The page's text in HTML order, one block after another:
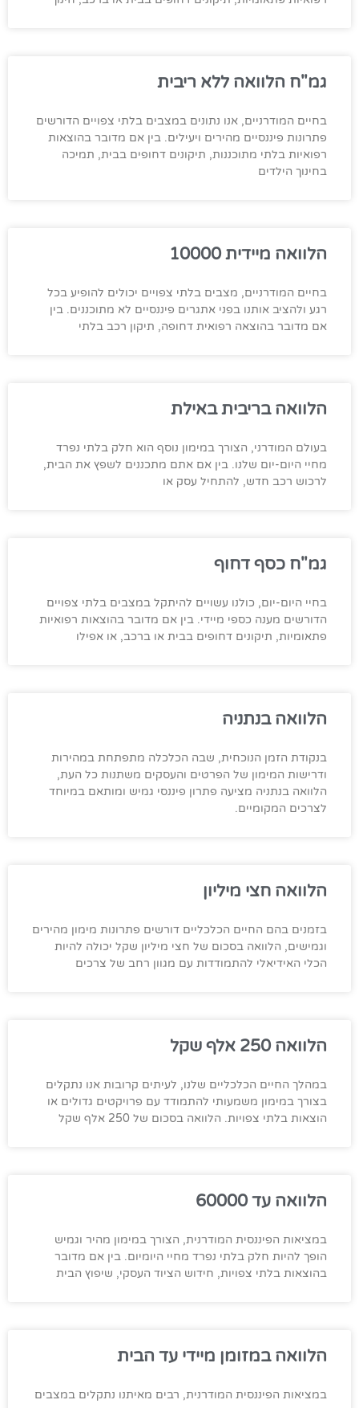
גמ"ח הלוואה ללא ריבית
בחיים המודרניים, אנו נתונים במצבים בלתי צפויים הדורשים
פתרונות פיננסיים מהירים ויעילים. בין אם מדובר בהוצאות
רפואיות בלתי מתוכננות, תיקונים דחופים בבית, תמיכה
בחינוך הילדים
הלוואה מיידית 10000
בחיים המודרניים, מצבים בלתי צפויים יכולים להופיע בכל
רגע ולהציב אותנו בפני אתגרים פיננסיים לא מתוכננים. בין
אם מדובר בהוצאה רפואית דחופה, תיקון רכב בלתי
הלוואה בריבית באילת
בעולם המודרני, הצורך במימון נוסף הוא חלק בלתי נפרד
מחיי היום-יום שלנו. בין אם אתם מתכננים לשפץ את הבית,
לרכוש רכב חדש, להתחיל עסק או
גמ"ח כסף דחוף
בחיי היום-יום, כולנו עשויים להיתקל במצבים בלתי צפויים
הדורשים מענה כספי מיידי. בין אם מדובר בהוצאות רפואיות
פתאומיות, תיקונים דחופים בבית או ברכב, או אפילו
הלוואה בנתניה
בנקודת הזמן הנוכחית, שבה הכלכלה מתפתחת במהירות
ודרישות המימון של הפרטים והעסקים משתנות כל העת,
הלוואה בנתניה מציעה פתרון פיננסי גמיש ומותאם במיוחד
לצרכים המקומיים.
הלוואה חצי מיליון
בזמנים בהם החיים הכלכליים דורשים פתרונות מימון מהירים
וגמישים, הלוואה בסכום של חצי מיליון שקל יכולה להיות
הכלי האידיאלי להתמודדות עם מגוון רחב של צרכים
הלוואה 250 אלף שקל
במהלך החיים הכלכליים שלנו, לעיתים קרובות אנו נתקלים
בצורך במימון משמעותי להתמודד עם פרויקטים גדולים או
הוצאות בלתי צפויות. הלוואה בסכום של 250 אלף שקל
הלוואה עד 60000
במציאות הפיננסית המודרנית, הצורך במימון מהיר וגמיש
הופך להיות חלק בלתי נפרד מחיי היומיום. בין אם מדובר
בהוצאות בלתי צפויות, חידוש הציוד העסקי, שיפוץ הבית
הלוואה במזומן מיידי עד הבית
במציאות הפיננסית המודרנית, רבים מאיתנו נתקלים במצבים